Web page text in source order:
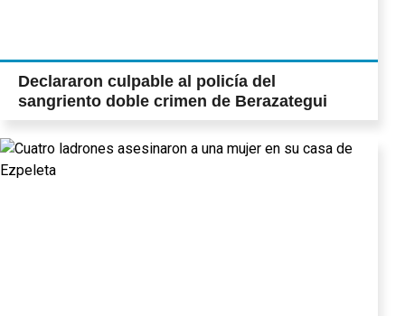
Declararon culpable al policía del
sangriento doble crimen de Berazategui